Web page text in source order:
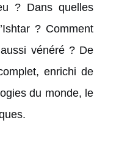
? Dans quelles
? Comment
vénéré ? De
enrichi de
du monde, le